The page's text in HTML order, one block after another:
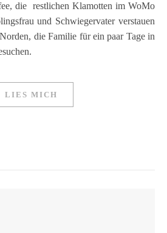
die restlichen Klamotten im WoMo
und Schwiegervater verstauen
die Familie für ein paar Tage in
LIES MICH